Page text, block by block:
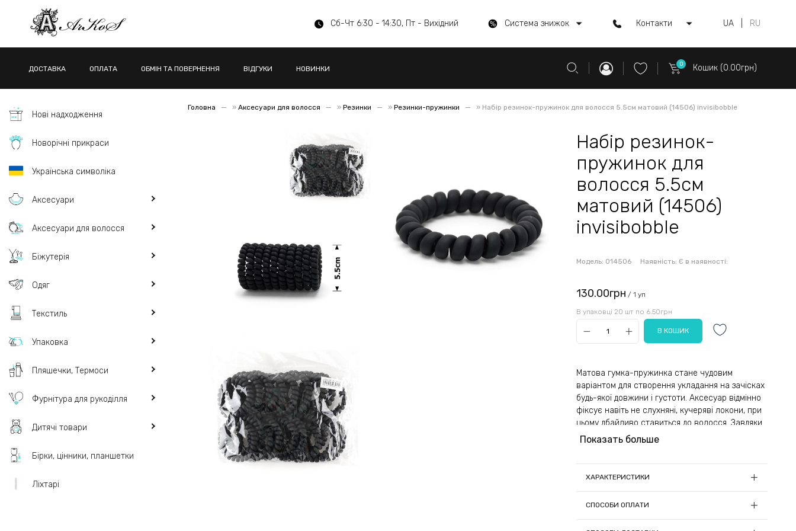
Сб-Чт 6:30 - 14:30, Пт - Вихідний Система знижок Контакти UA RU
ДОСТАВКА ОПЛАТА ОБМІН ТА ПОВЕРНЕННЯ ВІДГУКИ НОВИНКИ
0 Кошик (0.00грн)
Нові надходження
Новорічні прикраси
Українська символіка
Аксесуари
Аксесуари для волосся
Біжутерія
Одяг
Текстиль
Упаковка
Пляшечки, Термоси
Фурнітура для рукоділля
Дитячі товари
Бірки, цінники, планшетки
Ліхтарі
Головна » Аксесуари для волосся » Резинки » Резинки-пружинки » Набір резинок-пружинок для волосся 5.5см матовий (14506) invisibobble
Набір резинок-
пружинок для
волосся 5.5см
матовий (14506)
invisibobble
Модель: 014506 Наявність: Є в наявності:
130.00грн / 1 уп
В упаковці 20 шт по 6.50грн
Матова гумка-пружинка стане чудовим
варіантом для створення укладання на зачісках
будь-якої довжини і густоти. Аксесуар відмінно
фіксує навіть не слухняні, кучеряві локони, при
цьому дбайливо ставиться до волосся. Завдяки
тому, що виріб має гладку поверхню, його легко
Використовуючи пружинку можна бути
до кінця дня. Головна особливість аксесуара —
Показать больше
ХАРАКТЕРИСТИКИ
Діаметр, см: 5.5
СПОСОБИ ОПЛАТИ